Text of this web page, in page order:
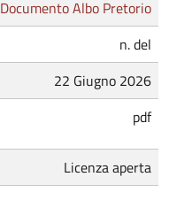
Documento Albo Pretorio
n. del
22 Giugno 2026
pdf
Licenza aperta